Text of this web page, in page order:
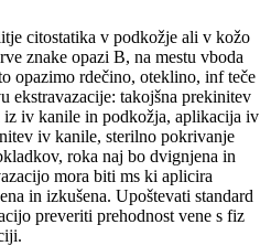
citostatika v podkožje ali v kožo
znake opazi B, na mestu vboda
opazimo rdečino, oteklino, inf teče
ekstravazacije: takojšna prekinitev
iz iv kanile in podkožja, aplikacija iv
iv kanile, sterilno pokrivanje
roka naj bo dvignjena in
mora biti ms ki aplicira
in izkušena. Upoštevati standard
preveriti prehodnost vene s fiz